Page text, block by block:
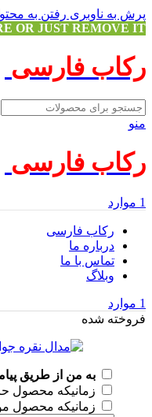
پرش به ناوبری رفتن به
OR JUST REMOVE IT…
رکاب فارسی
منو
رکاب فارسی
1 موارد
رکاب فارسی
درباره ما
تماس با ما
وبلاگ
1 موارد
فروخته شده
به من از طریق
زمانیکه محصول
زمانیکه محصول